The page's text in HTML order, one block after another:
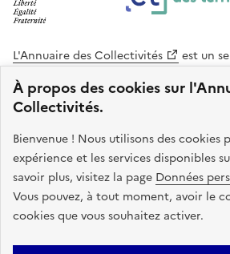
À propos des cookies sur
Collectivités.
Bienvenue ! Nous utilisons des
expérience et les services disponibles
savoir plus, visitez la page Données
Vous pouvez, à tout moment, avoir le
cookies que vous souhaitez activer.
L'Annuaire des Collectivités est un
Cohésion des Territoires
. Le code
est disponible en licence libre. Le
avec le système de design de l’État.
legifrance.gouv.fr
info.gouv.fr
service-public.gouv.fr
data.gouv.fr
Plan du site Accessibilite : non conforme